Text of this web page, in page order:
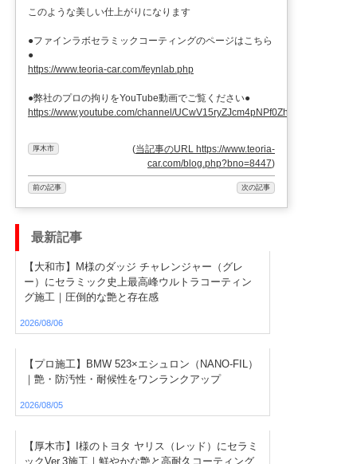
このような美しい仕上がりになります
●ファインラボセラミックコーティングのページはこちら
●
https://www.teoria-car.com/feynlab.php
●弊社のプロの拘りをYouTube動画でご覧ください●
https://www.youtube.com/channel/UCwV15ryZJcm4pNPf0ZhXu9g
厚木市 (当記事のURL https://www.teoria-
car.com/blog.php?bno=8447)
前の記事 次の記事
最新記事
【大和市】M様のダッジ チャレンジャー（グレ
ー）にセラミック史上最高峰ウルトラコーティン
グ施工｜圧倒的な艶と存在感
2026/08/06
【プロ施工】BMW 523×エシュロン（NANO-FIL）
｜艶・防汚性・耐候性をワンランクアップ
2026/08/05
【厚木市】I様のトヨタ ヤリス（レッド）にセラミ
ックVer.3施工｜鮮やかな艶と高耐久コーティング